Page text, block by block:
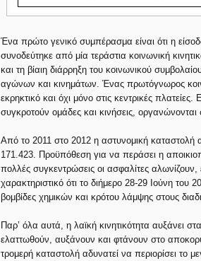
Ένα πρώτο γενικό συμπέρασμα είναι ότι η
συνοδεύτηκε από μία τεράστια κοινωνική
και τη βίαιη διάρρηξη του κοινωνικού
αγώνων και κινημάτων. Ένας πρωτόγνωρος
εκρηκτικό και όχι μόνο στις κεντρικές
συγκροτούν ομάδες και κινήσεις, οργανώνονται
Από το 2011 στο 2012 η αστυνομική καταστολή
171.423. Προϋπόθεση για να περάσει η
πολλές συγκεντρώσεις οι ασφαλίτες
χαρακτηριστικό ότι το διήμερο 28-29 Ιούνη
βομβίδες χημικών και κρότου λάμψης στους
Παρ’ όλα αυτά, η λαϊκή κινητικότητα αυξάνει
ελαττωθούν, αυξάνουν και φτάνουν στο
τρομερή καταστολή αδυνατεί να περιορίσει το